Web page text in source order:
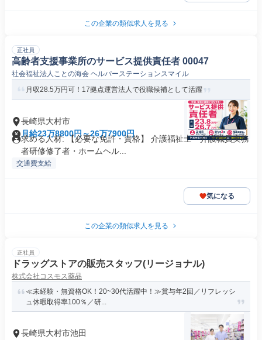
この企業の類似求人を見る
正社員
高齢者支援事業所のサービス提供責任者 00047
社会福祉法人ことの海会 ヘルパーステーションスマイル
月収28.5万円可！17拠点運営法人で役職候補として活躍
長崎県大村市
月給23万8800円～26万7900円
求める人材: 【必要な免許・資格】 介護福祉士・介護職員実務
者研修修了者・ホームヘル...
交通費支給
気になる
この企業の類似求人を見る
正社員
ドラッグストアの販売スタッフ(リージョナル)
株式会社コスモス薬品
≪未経験・無資格OK！20~30代活躍中！≫賞与年2回／リフレッシ
ュ休暇取得率100％／研...
長崎県大村市池田